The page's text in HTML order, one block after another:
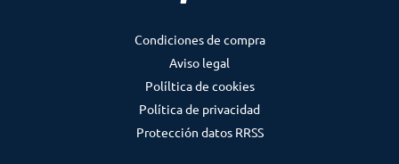
Condiciones de compra
Aviso legal
Políltica de cookies
Política de privacidad
Protección datos RRSS